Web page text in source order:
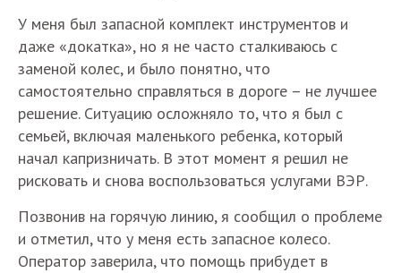
У меня был запасной комплект инструментов и
даже «докатка», но я не часто сталкиваюсь с
заменой колес, и было понятно, что
самостоятельно справляться в дороге – не лучшее
решение. Ситуацию осложняло то, что я был с
семьей, включая маленького ребенка, который
начал капризничать. В этот момент я решил не
рисковать и снова воспользоваться услугами ВЭР.
Позвонив на горячую линию, я сообщил о проблеме
и отметил, что у меня есть запасное колесо.
Оператор заверила, что помощь прибудет в